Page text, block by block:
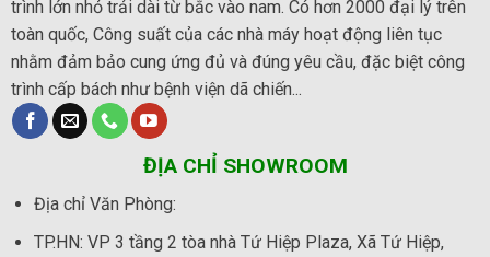
trình lớn nhỏ trải dài từ bắc vào nam. Có hơn 2000 đại lý trên
toàn quốc, Công suất của các nhà máy hoạt động liên tục
nhằm đảm bảo cung ứng đủ và đúng yêu cầu, đặc biệt công
trình cấp bách như bệnh viện dã chiến...
ĐỊA CHỈ SHOWROOM
Địa chỉ Văn Phòng:
TP.HN: VP 3 tầng 2 tòa nhà Tứ Hiệp Plaza, Xã Tứ Hiệp,